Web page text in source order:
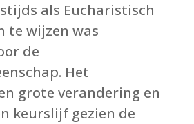
als Eucharistisch
te wijzen was
de
Het
grote verandering en
keurslijf gezien de